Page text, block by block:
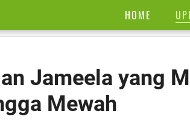
HOME
Jameela yang
Mewah